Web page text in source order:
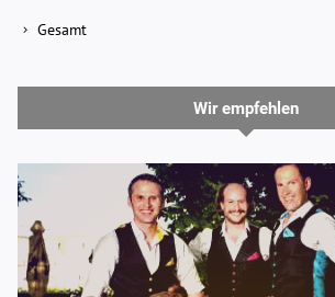
Gesamt
Wir empfehlen